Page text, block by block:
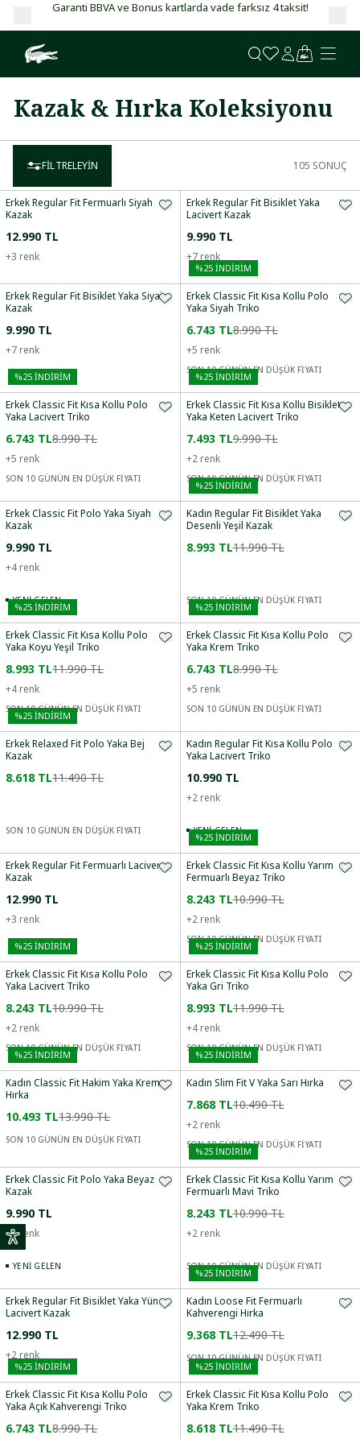
Garanti BBVA ve Bonus kartlarda vade farksız 4 taksit!
Kazak & Hırka Koleksiyonu
FILTRELEYIN 105 SONUÇ
Erkek Regular Fit Fermuarlı Siyah
Kazak
12.990 TL
+3 renk
Erkek Regular Fit Bisiklet Yaka
Lacivert Kazak
9.990 TL
+7 renk
Erkek Regular Fit Bisiklet Yaka Siyah
Kazak
9.990 TL
+7 renk
%25İNDİRİM
Erkek Classic Fit Kısa Kollu Polo
Yaka Siyah Triko
6.743 TL8.990 TL
+5 renk
SON 10 GÜNÜN EN DÜŞÜK FİYATI
%25 İNDİRİM
Erkek Classic Fit Kısa Kollu Polo
Yaka Lacivert Triko
6.743 TL8.990 TL
+5 renk
SON 10 GÜNÜN EN DÜŞÜK FİYATI
%25İNDİRİM
Erkek Classic Fit Kısa Kollu Bisiklet
Yaka Keten Lacivert Triko
7.493 TL9.990 TL
+2 renk
SON 10 GÜNÜN EN DÜŞÜK FİYATI
Erkek Classic Fit Polo Yaka Siyah
Kazak
9.990 TL
+4 renk
YENI GELEN
%25İNDİRİM
Kadın Regular Fit Bisiklet Yaka
Desenli Yeşil Kazak
8.993 TL11.990 TL
SON 10 GÜNÜN EN DÜŞÜK FİYATI
%25 İNDİRİM
Erkek Classic Fit Kısa Kollu Polo
Yaka Koyu Yeşil Triko
8.993 TL11.990 TL
+4 renk
SON 10 GÜNÜN EN DÜŞÜK FİYATI
%25İNDİRİM
Erkek Classic Fit Kısa Kollu Polo
Yaka Krem Triko
6.743 TL8.990 TL
+5 renk
SON 10 GÜNÜN EN DÜŞÜK FİYATI
%25 İNDİRİM
Erkek Relaxed Fit Polo Yaka Bej
Kazak
8.618 TL11.490 TL
SON 10 GÜNÜN EN DÜŞÜK FİYATI
Kadın Regular Fit Kısa Kollu Polo
Yaka Lacivert Triko
10.990 TL
+2 renk
YENI GELEN
Erkek Regular Fit Fermuarlı Lacivert
Kazak
12.990 TL
+3 renk
%25İNDİRİM
Erkek Classic Fit Kısa Kollu Yarım
Fermuarlı Beyaz Triko
8.243 TL10.990 TL
+2 renk
SON 10 GÜNÜN EN DÜŞÜK FİYATI
%25 İNDİRİM
Erkek Classic Fit Kısa Kollu Polo
Yaka Lacivert Triko
8.243 TL10.990 TL
+2 renk
SON 10 GÜNÜN EN DÜŞÜK FİYATI
%25İNDİRİM
Erkek Classic Fit Kısa Kollu Polo
Yaka Gri Triko
8.993 TL11.990 TL
+4 renk
SON 10 GÜNÜN EN DÜŞÜK FİYATI
%25 İNDİRİM
Kadın Classic Fit Hakim Yaka Krem
Hırka
10.493 TL13.990 TL
SON 10 GÜNÜN EN DÜŞÜK FİYATI
%25İNDİRİM
Kadın Slim Fit V Yaka Sarı Hırka
7.868 TL10.490 TL
+2 renk
SON 10 GÜNÜN EN DÜŞÜK FİYATI
Erkek Classic Fit Polo Yaka Beyaz
Kazak
9.990 TL
+4renk
YENI GELEN
%25İNDİRİM
Erkek Classic Fit Kısa Kollu Yarım
Fermuarlı Mavi Triko
8.243 TL10.990 TL
+2 renk
SON 10 GÜNÜN EN DÜŞÜK FİYATI
Erkek Regular Fit Bisiklet Yaka Yün
Lacivert Kazak
12.990 TL
+2 renk
%25İNDİRİM
Kadın Loose Fit Fermuarlı
Kahverengi Hırka
9.368 TL12.490 TL
SON 10 GÜNÜN EN DÜŞÜK FİYATI
%25 İNDİRİM
Erkek Classic Fit Kısa Kollu Polo
Yaka Açık Kahverengi Triko
6.743 TL8.990 TL
%25İNDİRİM
Erkek Classic Fit Kısa Kollu Polo
Yaka Krem Triko
8.618 TL11.490 TL